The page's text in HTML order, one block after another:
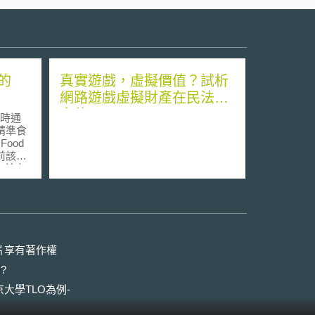
通
準食
該案
完
農
一
第
止各
出。
真實遊戲，虛擬價值？試析
網路遊戲虛擬財產在民法的
享有著作權
大學TLO為例-